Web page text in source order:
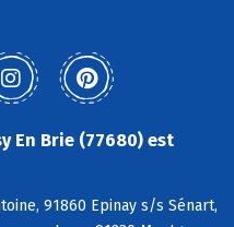
En Brie (77680) est
91860 Epinay s/s Sénart,